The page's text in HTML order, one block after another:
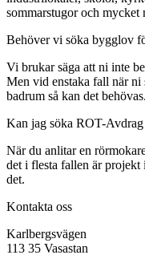
sommarstugor och mycket
Behöver vi söka bygglov
Vi brukar säga att ni inte
Men vid enstaka fall när ni
badrum så kan det
Kan jag söka ROT-
När du anlitar en
det i flesta fallen är
det.
Kontakta oss
Karlbergsvägen
113 35 Vasastan